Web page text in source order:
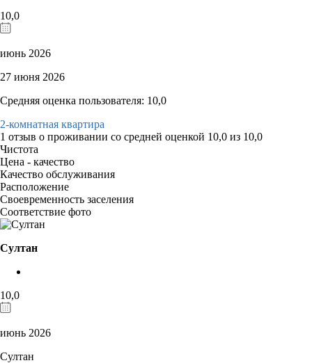
10,0
июнь 2026
27 июня 2026
Средняя оценка пользователя: 10,0
2-комнатная квартира
1 отзыв о проживании со средней оценкой 10,0 из 10,0
Чистота
Цена - качество
Качество обслуживания
Расположение
Своевременность заселения
Соответствие фото
Султан
10,0
июнь 2026
Султан